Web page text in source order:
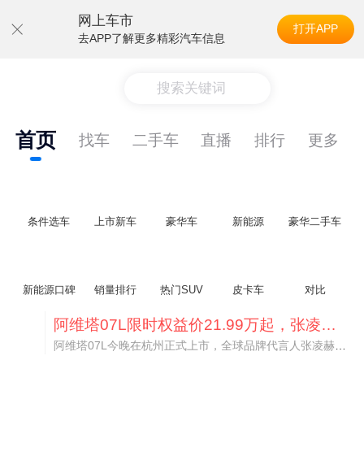
网上车市
去APP了解更多精彩汽车信息
打开APP
搜索关键词
首页 找车 二手车 直播 排行 更多
条件选车 上市新车 豪华车 新能源 豪华二手车
新能源口碑 销量排行 热门SUV 皮卡车 对比
阿维塔07L限时权益价21.99万起，张凌赫成首位车主
阿维塔07L今晚在杭州正式上市，全球品牌代言人张凌赫现场提车，成为这台车的第一位主人。三个版本：Elite纯电版22.99万，Max+后驱纯电版24.99万，Ultra三电机四驱版27.99万。